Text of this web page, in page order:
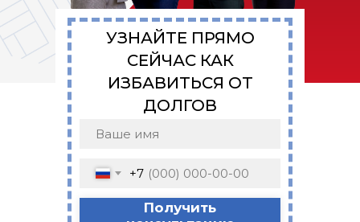
+7
Получить
УЗНАЙТЕ ПРЯМО
СЕЙЧАС КАК
ИЗБАВИТЬСЯ ОТ
ДОЛГОВ